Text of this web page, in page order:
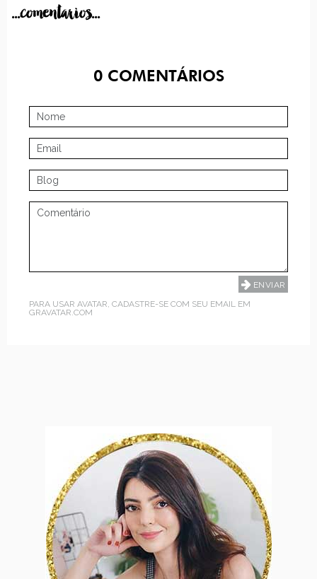
...comentarios...
0COMENTÁRIOS
PARA USAR AVATAR, CADASTRE-SE COM SEU EMAIL EM
GRAVATAR.COM